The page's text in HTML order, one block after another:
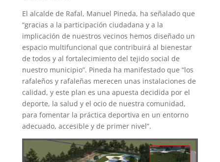
El alcalde de Rafal, Manuel Pineda, ha señalado que
“gracias a la participación ciudadana y a la
implicación de nuestros vecinos hemos diseñado un
espacio multifuncional que contribuirá al bienestar
de todos y al fortalecimiento del tejido social de
nuestro municipio”. Pineda ha manifestado que “los
rafaleños y rafaleñas merecen unas instalaciones de
calidad, y este plan es una apuesta decidida por el
deporte, la salud y el ocio de nuestra comunidad,
para fomentar la práctica deportiva en un entorno
adecuado, accesible y de primer nivel”.